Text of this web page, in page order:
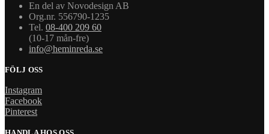
En del av Novodesign AB
Org.nr. 556790-1235
Tel. 08-400 209 60
(10-17 mån-fre)
info@heminreda.se
FÖLJ OSS
Instagram
Facebook
Pinterest